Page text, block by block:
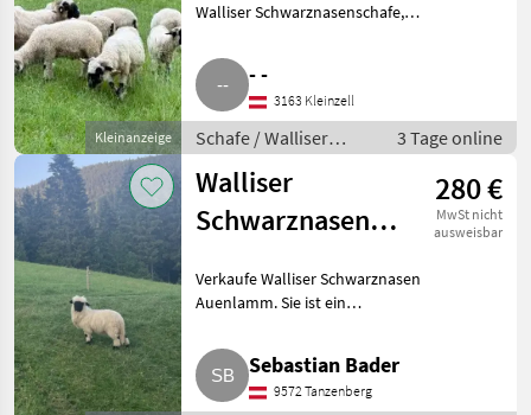
Kleinanzeige
Walliser Schwarznasenschafe, 4
jungen Schafen, 4 weibliche
sind 10 Monate alt, 1 weiblich 3
Monate alt, 1 m
- -
3163 Kleinzell
Schafe / Walliser
Schwarznasenschafe
3 Tage online
Walliser
Schwarznasen
280 €
MwSt nicht
ausweisbar
Verkaufe Walliser Schwarznasen
Auenlamm. Sie ist ein
02.04.2026, und sucht ein neues
Zuhause. Alle Zeichnungen sind
vorhanden, ein Horn ist
Sebastian Bader
9572 Tanzenberg